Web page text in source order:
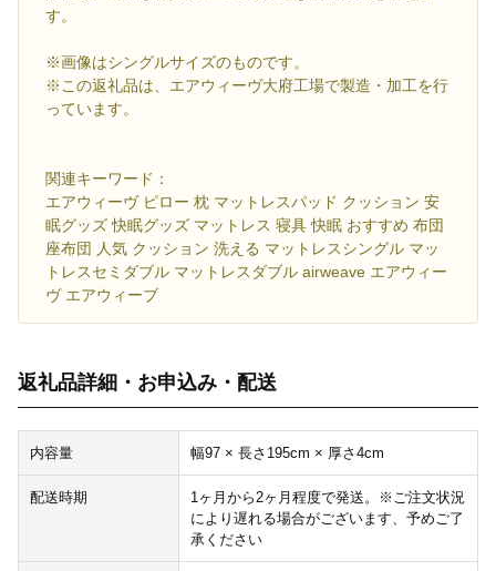
す。
※画像はシングルサイズのものです。
※この返礼品は、エアウィーヴ大府工場で製造・加工を行
っています。
関連キーワード：
エアウィーヴ ピロー 枕 マットレスパッド クッション 安
眠グッズ 快眠グッズ マットレス 寝具 快眠 おすすめ 布団
座布団 人気 クッション 洗える マットレスシングル マッ
トレスセミダブル マットレスダブル airweave エアウィー
ヴ エアウィーブ
返礼品詳細・お申込み・配送
内容量 幅97 × 長さ195cm × 厚さ4cm
配送時期
1ヶ月から2ヶ月程度で発送。※ご注文状況
により遅れる場合がございます、予めご了
承ください